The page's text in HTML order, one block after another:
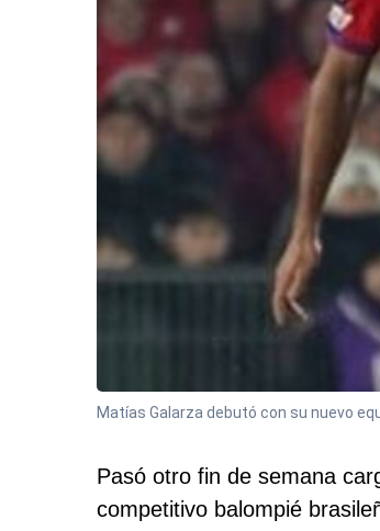
Matías Galarza debutó con su nuevo
Pasó otro fin de semana
competitivo balompié